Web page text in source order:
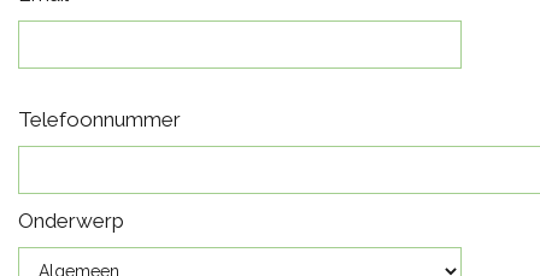
Telefoonnummer
Onderwerp